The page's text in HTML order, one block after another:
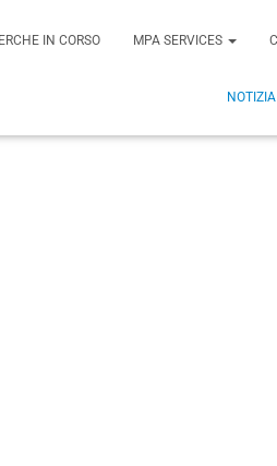
IN CORSO MPA SERVICES
NOTIZIA